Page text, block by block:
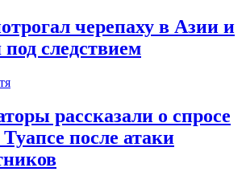
черепаху в Азии и
под следствием
рассказали о спросе
после атаки